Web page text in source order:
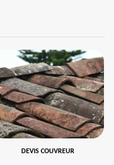
DEVIS COUVREUR